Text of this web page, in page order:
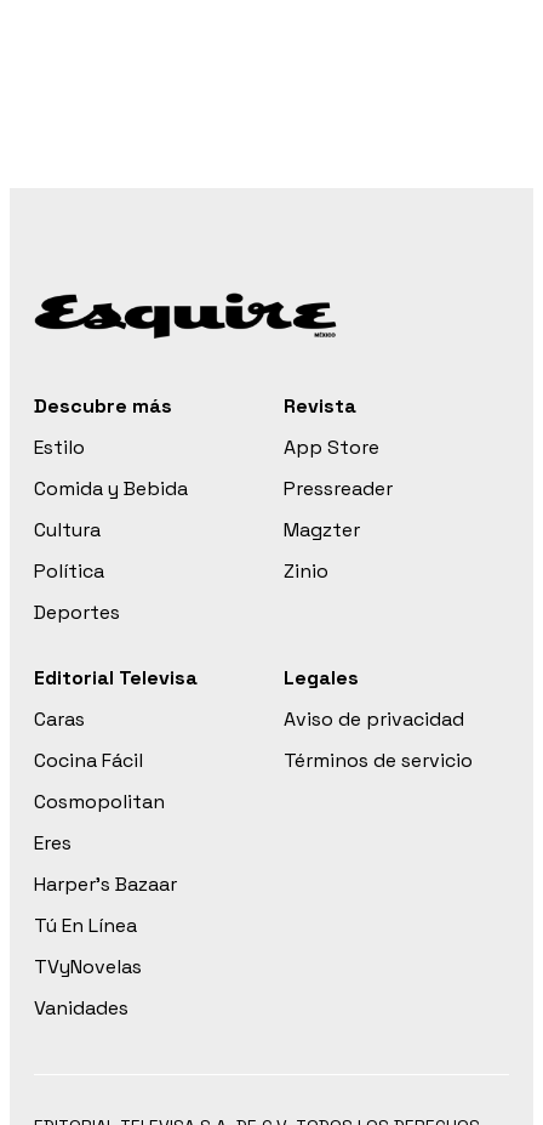
Descubre más
Estilo
Comida y Bebida
Cultura
Política
Deportes
Revista
App Store
Pressreader
Magzter
Zinio
Editorial Televisa
Caras
Cocina Fácil
Cosmopolitan
Eres
Harper’s Bazaar
Tú En Línea
TVyNovelas
Vanidades
Legales
Aviso de privacidad
Términos de servicio